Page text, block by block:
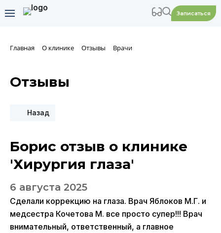
Записаться
Главная О клинике Отзывы Врачи
Отзывы
Назад
Борис отзыв о клинике
'Хирургия глаза'
6 августа 2025
Сделали коррекцию на глаза. Врач Яблоков М.Г. и
медсестра Кочетова М. все просто супер!!! Врач
внимательный, ответственный, а главное